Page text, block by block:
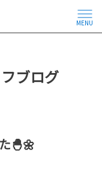
MENU
ブログ
🐣🌼